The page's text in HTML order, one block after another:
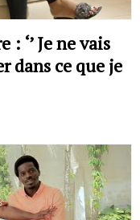
‘’ Je ne vais
dans ce que je